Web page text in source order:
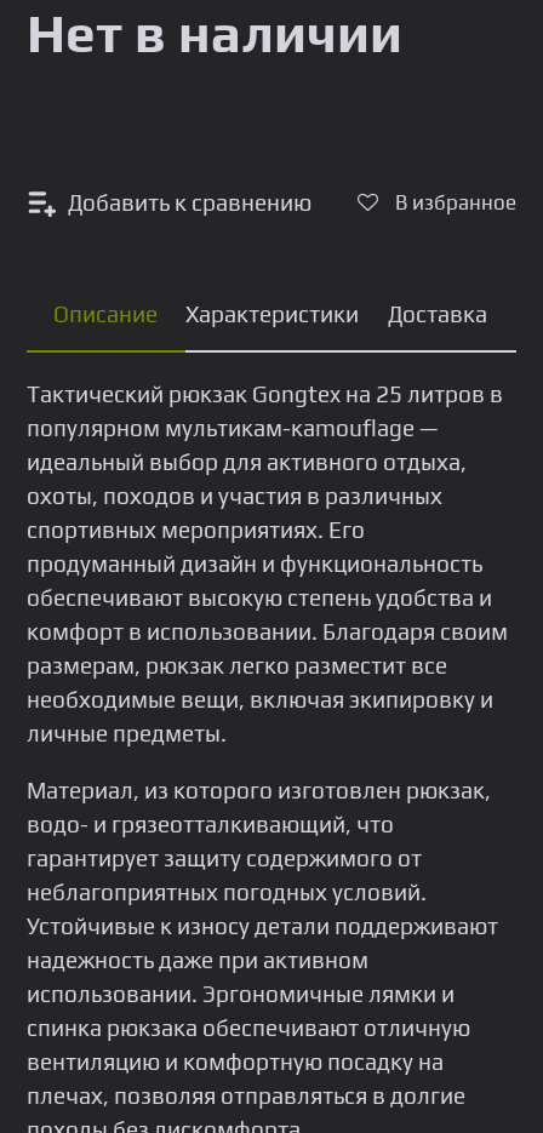
Добавить к сравнению В избранное
Нет в наличии
Описание Характеристики Доставка
Тактический рюкзак Gongtex на 25 литров в
популярном мультикам-кamouflage —
идеальный выбор для активного отдыха,
охоты, походов и участия в различных
спортивных мероприятиях. Его
продуманный дизайн и функциональность
обеспечивают высокую степень удобства и
комфорт в использовании. Благодаря своим
размерам, рюкзак легко разместит все
необходимые вещи, включая экипировку и
личные предметы.
Материал, из которого изготовлен рюкзак,
водо- и грязеотталкивающий, что
гарантирует защиту содержимого от
неблагоприятных погодных условий.
Устойчивые к износу детали поддерживают
надежность даже при активном
использовании. Эргономичные лямки и
спинка рюкзака обеспечивают отличную
вентиляцию и комфортную посадку на
плечах, позволяя отправляться в долгие